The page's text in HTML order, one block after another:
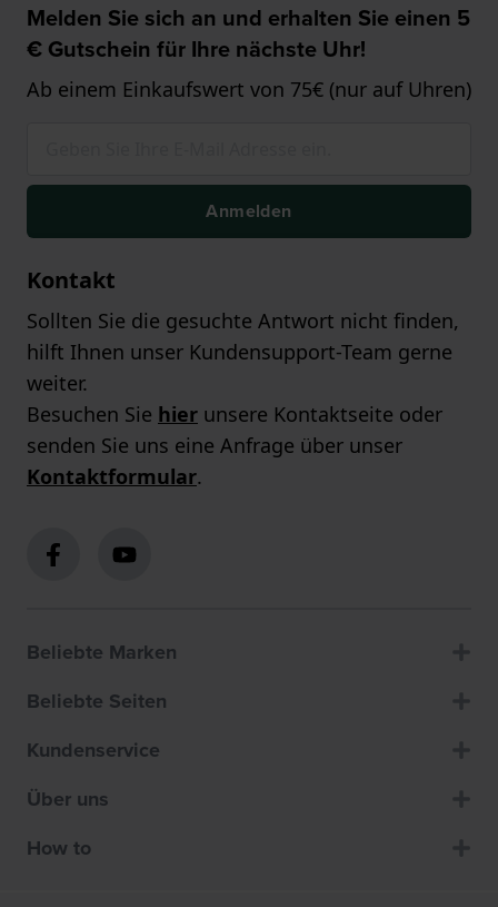
Melden Sie sich an und erhalten Sie einen 5
€ Gutschein für Ihre nächste Uhr!
Ab einem Einkaufswert von 75€ (nur auf Uhren)
Anmelden
Kontakt
Sollten Sie die gesuchte Antwort nicht finden,
hilft Ihnen unser Kundensupport-Team gerne
weiter.
Besuchen Sie hier unsere Kontaktseite oder
senden Sie uns eine Anfrage über unser
Kontaktformular.
Beliebte Marken
Beliebte Seiten
Kundenservice
Über uns
How to